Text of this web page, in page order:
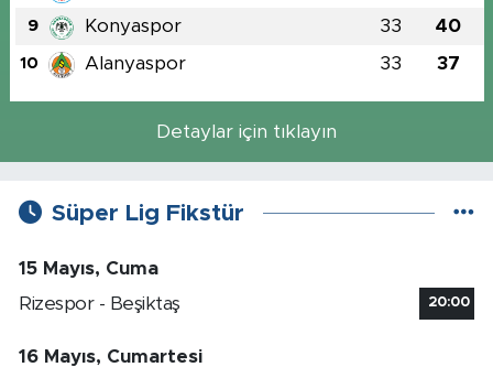
9 Konyaspor 33 40
10 Alanyaspor 33 37
Detaylar için tıklayın
Süper Lig Fikstür
15 Mayıs, Cuma
Rizespor - Beşiktaş
20:00
16 Mayıs, Cumartesi